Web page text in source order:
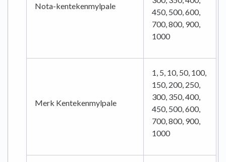
Nota-kentekenmylpale
450, 500, 600,
700, 800, 900,
1000
Merk Kentekenmylpale
1, 5, 10, 50, 100,
150, 200, 250,
300, 350, 400,
450, 500, 600,
700, 800, 900,
1000